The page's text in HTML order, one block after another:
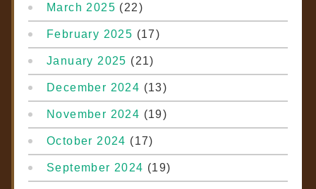
March 2025 (22)
February 2025 (17)
January 2025 (21)
December 2024 (13)
November 2024 (19)
October 2024 (17)
September 2024 (19)